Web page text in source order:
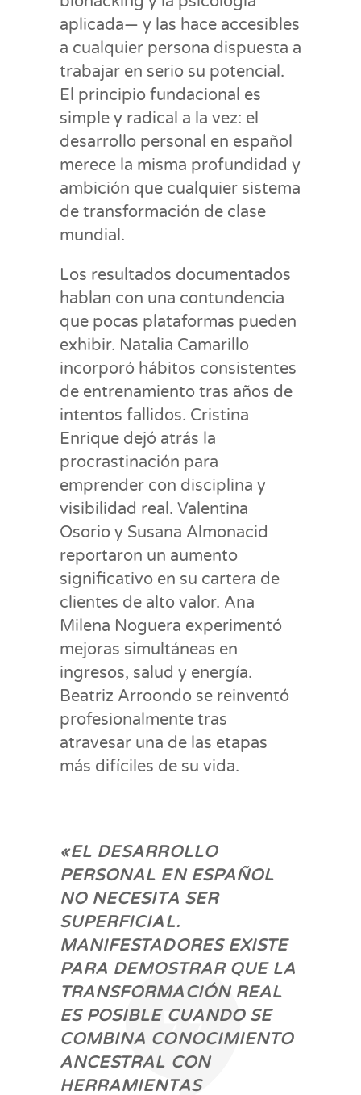
aplicada— y las hace accesibles
a cualquier persona dispuesta a
trabajar en serio su potencial.
El principio fundacional es
simple y radical a la vez: el
desarrollo personal en español
merece la misma profundidad y
ambición que cualquier sistema
de transformación de clase
mundial.
Los resultados documentados
hablan con una contundencia
que pocas plataformas pueden
exhibir. Natalia Camarillo
incorporó hábitos consistentes
de entrenamiento tras años de
intentos fallidos. Cristina
Enrique dejó atrás la
procrastinación para
emprender con disciplina y
visibilidad real. Valentina
Osorio y Susana Almonacid
reportaron un aumento
significativo en su cartera de
clientes de alto valor. Ana
Milena Noguera experimentó
mejoras simultáneas en
ingresos, salud y energía.
Beatriz Arroondo se reinventó
profesionalmente tras
atravesar una de las etapas
más difíciles de su vida.
«EL DESARROLLO
PERSONAL EN ESPAÑOL
NO NECESITA SER
SUPERFICIAL.
MANIFESTADORES EXISTE
PARA DEMOSTRAR QUE LA
TRANSFORMACIÓN REAL
ES POSIBLE CUANDO SE
COMBINA CONOCIMIENTO
ANCESTRAL CON
HERRAMIENTAS